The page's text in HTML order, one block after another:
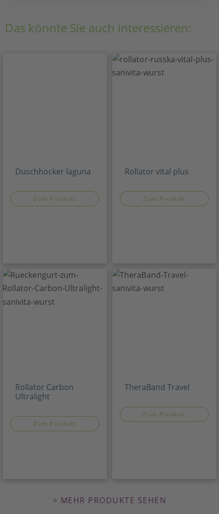
Das könnte Sie auch interessieren:
Duschhocker laguna
Zum Produkt
Rollator vital plus
Zum Produkt
Rollator Carbon
Ultralight
Zum Produkt
TheraBand Travel
Zum Produkt
> MEHR PRODUKTE SEHEN